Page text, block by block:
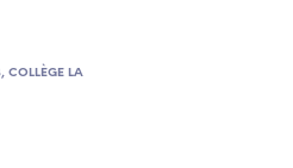
,COLLÈGE LA